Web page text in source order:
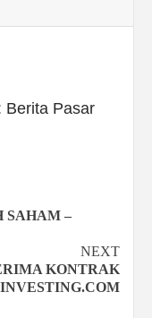
Berita Pasar
SAHAM –
NEXT
KONTRAK